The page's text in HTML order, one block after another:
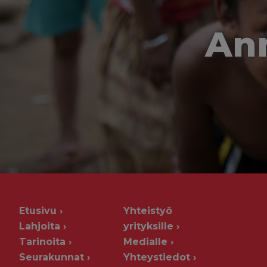
Etusivu
Lahjoita
Tarinoita
Seurakunnat
Yhteistyö
yrityksille
Medialle
Yhteystiedot